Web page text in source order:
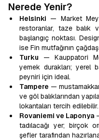
Nerede Yenir?
Helsinki — Market
restoranlar, taze balık
başlangıç noktası.
ise Fin mutfağının
Turku — Kauppatori
yemek durakları; yerel
peyniri için ideal.
Tampere —
ve göl balıklarından
lokantaları tercih edilebilir.
Rovaniemi ve Laponya
tadılacağı yer; birçok
şefler tarafından